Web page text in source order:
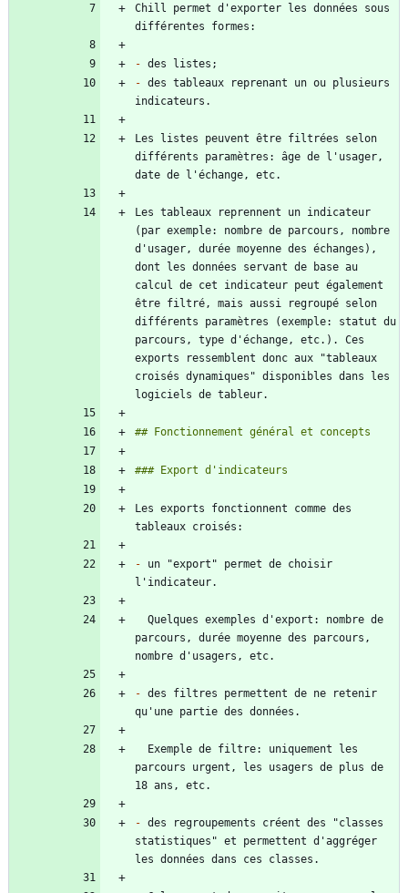
Chill permet d'exporter les données sous
-
- des tableaux reprenant un ou plusieurs
Les listes peuvent être filtrées selon
différents paramètres: âge de l'usager,
Les tableaux reprennent un indicateur
(par exemple: nombre de parcours, nombre
d'usager, durée moyenne des échanges),
dont les données servant de base au
calcul de cet indicateur peut également
être filtré, mais aussi regroupé selon
différents paramètres (exemple: statut du
parcours, type d'échange, etc.). Ces
exports ressemblent donc aux "tableaux
croisés dynamiques" disponibles dans les
Les exports fonctionnent comme des
- un "export" permet de choisir
parcours, durée moyenne des parcours,
- des filtres permettent de ne retenir
parcours urgent, les usagers de plus de
- des regroupements créent des "classes
statistiques" et permettent d'aggréger